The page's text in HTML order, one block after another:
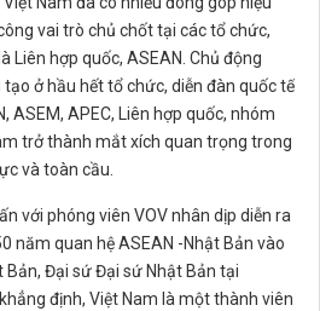
vai trò chủ chốt tại các tổ chức,
Liên hợp quốc, ASEAN. Chủ động
ở hầu hết tổ chức, diễn đàn quốc tế
ASEM, APEC, Liên hợp quốc, nhóm
trở thành mắt xích quan trọng trong
và toàn cầu.
với phóng viên VOV nhân dịp diễn ra
năm quan hệ ASEAN -Nhật Bản vào
Đại sứ Đại sứ Nhật Bản tại
định, Việt Nam là một thành viên